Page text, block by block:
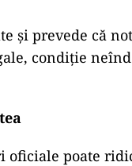
și prevede că
condiție
oficiale poate